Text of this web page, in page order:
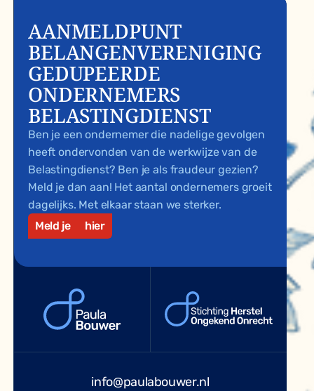
AANMELDPUNT
BELANGENVERENIGING
GEDUPEERDE
ONDERNEMERS
BELASTINGDIENST
Ben je een ondernemer die nadelige gevolgen
heeft ondervonden van de werkwijze van de
Belastingdienst? Ben je als fraudeur gezien?
Meld je dan aan! Het aantal ondernemers groeit
dagelijks. Met elkaar staan we sterker.
Meld je
hier
info@paulabouwer.nl